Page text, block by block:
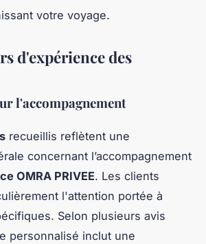
votre voyage.
d'expérience des
l'accompagnement
recueillis reflètent une
concernant l’accompagnement
OMRA PRIVEE. Les clients
l'attention portée à
Selon plusieurs avis
personnalisé inclut une